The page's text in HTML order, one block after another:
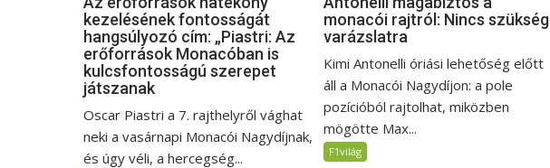
kezelésének fontosságát
hangsúlyozó cím: „Piastri: Az
erőforrások Monacóban is
kulcsfontosságú szerepet
játszanak
Oscar Piastri a 7. rajthelyről vághat
neki a vasárnapi Monacói Nagydíjnak,
és úgy véli, a hercegség...
monacói rajtról: Nincs szükség
varázslatra
Kimi Antonelli óriási lehetőség előtt
áll a Monacói Nagydíjon: a pole
pozícióból rajtolhat, miközben
mögötte Max...
F1világ